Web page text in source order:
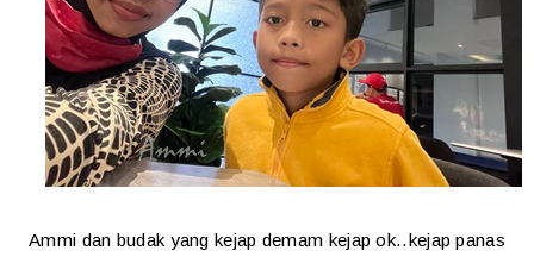
Ammi dan budak yang kejap demam kejap ok..kejap panas